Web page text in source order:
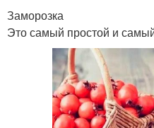
Заморозка
Это самый простой и